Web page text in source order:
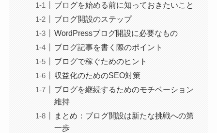
ブログを始める前に知っておきたいこと
ブログ開設のステップ
WordPressブログ開設に必要なもの
ブログ記事を書く際のポイント
ブログで稼ぐためのヒント
収益化のためのSEO対策
ブログを継続するためのモチベーション
維持
まとめ：ブログ開設は新たな挑戦への第
一歩